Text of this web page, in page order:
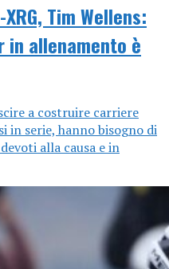
Tim Wellens:
in allenamento è
a costruire carriere
in serie, hanno bisogno di
alla causa e in